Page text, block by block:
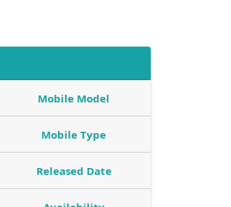
Mobile Model
Mobile Type
Released Date